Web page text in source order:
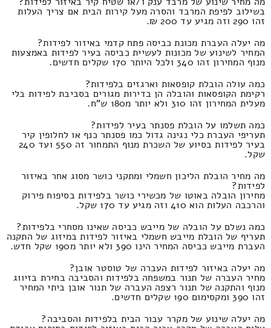
בשילוב לפיפת המרבד והסרה מעל קירות הבית אם צריך העלות
זהו 290 וזה מגיע עד 200 ₪.
מה יעלה העברת מכונת כביסה פתח קדמי באיזור לפידות?
המחיר לשינוע של מכונות לעשיית כביסה בעיר לפידות באמצעות
מנוף המחירון זהו 340 ולכל היותר 170 שקלים חדשים.
כמה עולה הובלת קופסאות וארגזים בלפידות?
רקימת הקופסאות והובלה הן בדירות מגורים בסביבת לפידות בלי
מעלית המחירון זהו 310 ולא יותר מ180 ש"ח.
כמה תשלמו על הובלת פסנתר בעיר לפידות?
תעריפי העברת כלי נגינה גדול כמו פסנתר כנף או לחלופין קיר
בעיר לפידות בסיוע של השכרת מנוף התמחור זה 550 ועד 240
שקל.
מה מחיר הובלת הליכון חשמלי ומתקני כושר מסוג אחר באיזור
לפידות?
מחירון הובלה באוטו של מכשירי כושר בלפידות בסיפוח פירוק
והרכבה העלות הוא 410 וזה מגיע עד 170 שקל.
כמה נשלם על הובלה של מייבש כביסה שאינו מסחרי בלפידות?
תעריף של הובלת מייבש חשמלי באיזור לפידות במיזוג של התקנה
העברת מייבש כביסה המחיר הינו 390 ולא יותר מ190 שקל חדש.
מה יעלה באיזור לפידות העברה של טוסטר אובן?
מחיר העברה של תנור במשפחה בלפידות והסביבה בחירת בזיווג
מנוף והתקנה של תנור רצפה העברה של תנור אובן ביתי המחיר
זהו 390 ומקסימום 190 שקלים חדשים.
מה יעלה שינוע של מקרר עבור הבית בלפידות והסביבה?